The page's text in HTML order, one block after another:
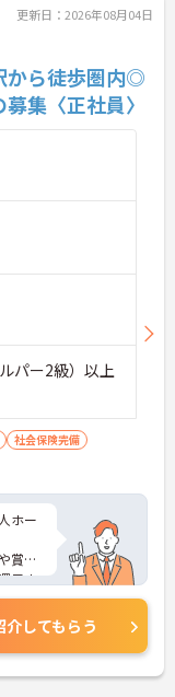
いた
更新日：2026年08月04日
から徒歩圏内◎
集〈正社員〉
パー2級）以上
社会保険完備
ホー
賞与
元さ
のは
制
。
ポイ
おり
介してもらう